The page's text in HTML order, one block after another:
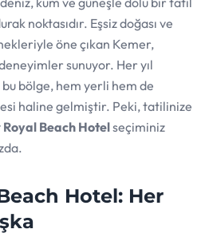
noktasıdır. Eşsiz doğası ve
öne çıkan Kemer,
sunuyor. Her yıl
bölge, hem yerli hem de
haline gelmiştir. Peki, tatilinize
Royal Beach Hotelseçiminiz
Hotel: Her